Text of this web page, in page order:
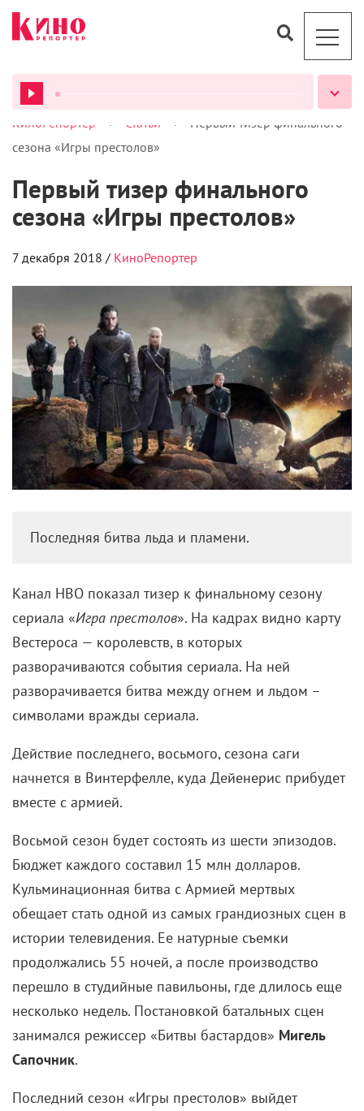
ВСЕ ПОДКАСТЫ
КиноРепортер > Статьи >
Первый тизер финального
сезона «Игры престолов»
Первый тизер финального
сезона «Игры престолов»
7 декабря 2018 / КиноРепортер
Последняя битва льда и пламени.
Канал HBO показал тизер к финальному сезону
сериала «Игра престолов». На кадрах видно карту
Вестероса — королевств, в которых
разворачиваются события сериала. На ней
разворачивается битва между огнем и льдом –
символами вражды сериала.
Действие последнего, восьмого, сезона саги
начнется в Винтерфелле, куда Дейенерис прибудет
вместе с армией.
Восьмой сезон будет состоять из шести эпизодов.
Бюджет каждого составил 15 млн долларов.
Кульминационная битва с Армией мертвых
обещает стать одной из самых грандиозных сцен в
истории телевидения. Ее натурные съемки
продолжались 55 ночей, а после производство
перешло в студийные павильоны, где длилось еще
несколько недель. Постановкой батальных сцен
занимался режиссер «Битвы бастардов» Мигель
Сапочник.
Последний сезон «Игры престолов» выйдет